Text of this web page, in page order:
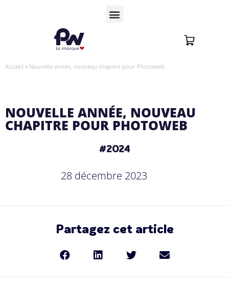
Accueil » Nouvelle année, nouveau chapitre pour Photoweb
NOUVELLE ANNÉE, NOUVEAU
CHAPITRE POUR PHOTOWEB
#2024
28 décembre 2023
Partagez cet article